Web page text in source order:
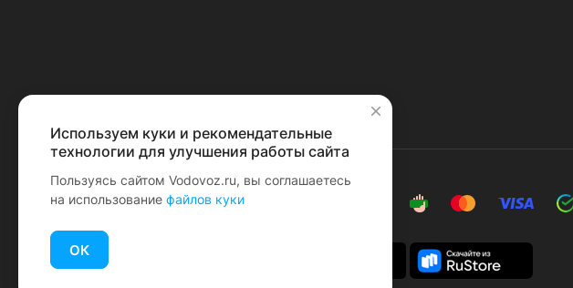
© 2026 Водовоз.RU
✕
Используем куки и рекомендательные
технологии для улучшения работы сайта
Пользуясь сайтом Vodovoz.ru, вы соглашаетесь
на использование файлов куки
ОК